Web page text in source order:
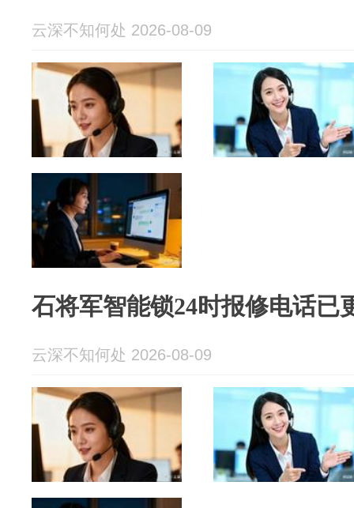
云深不知何处 2026-08-09
石将军智能锁24时报修电话已
云深不知何处 2026-08-09